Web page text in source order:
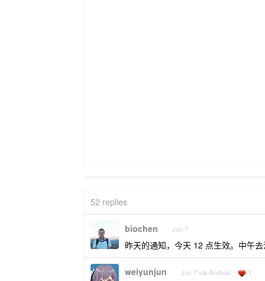
52 replies
biochen Jun 7
昨天的通知，今天 12 点生效。中午
weiyunjun Jun 7 via Android 1